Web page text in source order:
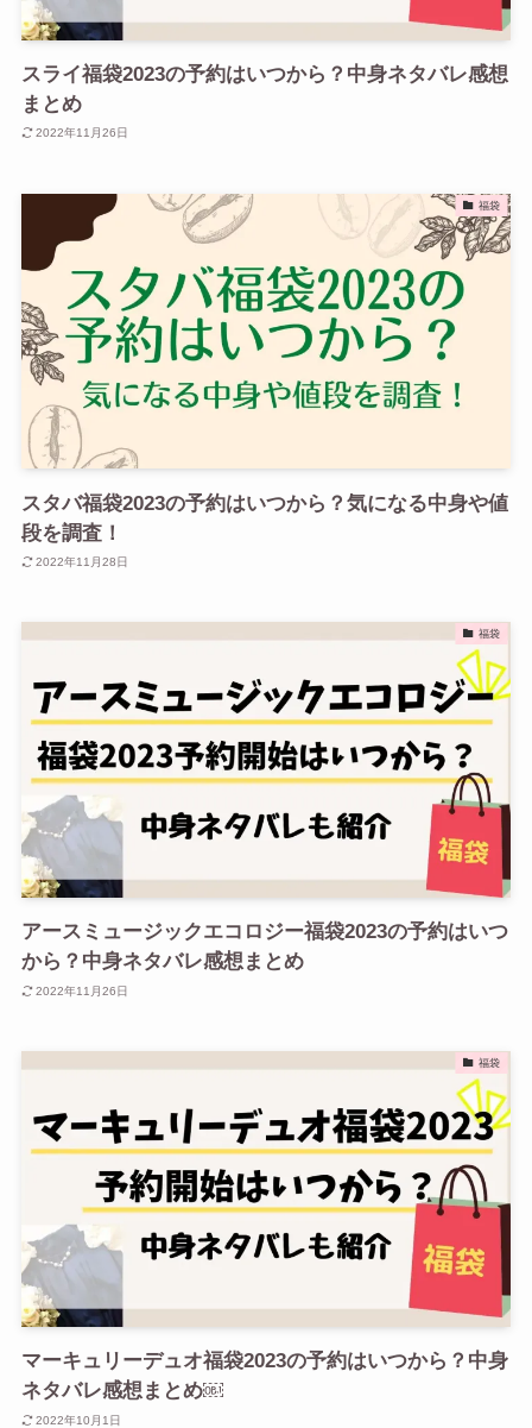
スライ福袋2023の予約はいつから？中身ネタバレ感想
まとめ
2022年11月26日
福袋
スタバ福袋2023の予約はいつから？気になる中身や値
段を調査！
2022年11月28日
福袋
アースミュージックエコロジー福袋2023の予約はいつ
から？中身ネタバレ感想まとめ
2022年11月26日
福袋
マーキュリーデュオ福袋2023の予約はいつから？中身
ネタバレ感想まとめ￼
2022年10月1日